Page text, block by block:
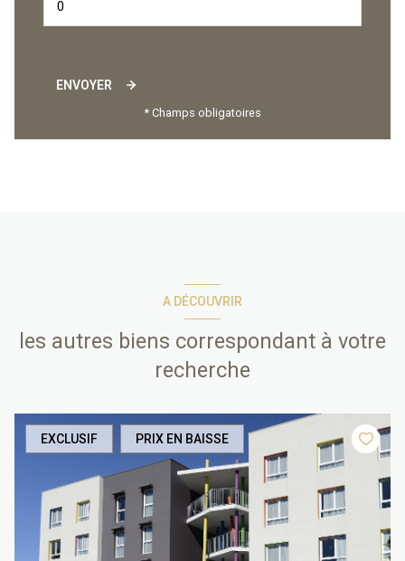
ENVOYER
* Champs obligatoires
A DÉCOUVRIR
les autres biens correspondant à votre
recherche
EXCLUSIF PRIX EN BAISSE